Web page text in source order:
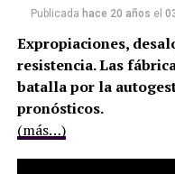
Publicada hace 20 años el
Expropiaciones,
resistencia. Las
batalla por la
pronósticos.
(más…)